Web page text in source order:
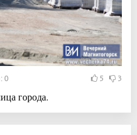
0 5 3
города.